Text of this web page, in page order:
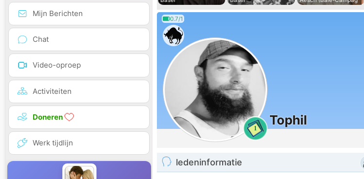
Mijn Berichten
Chat
Video-oproep
Activiteiten
Doneren
Werk tijdlijn
0.7/1
1
Tophil
ledeninformatie